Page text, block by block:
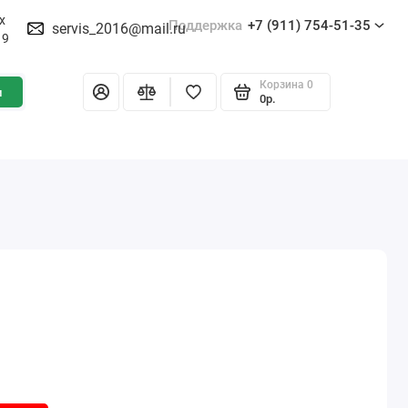
servis_2016@mail.ruПоддержка +7 (911) 754-51-35
Корзина 0
0р.